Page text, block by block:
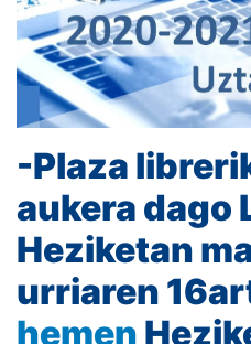
-Plaza
aukera dago
Heziketan
urriaren
hemen